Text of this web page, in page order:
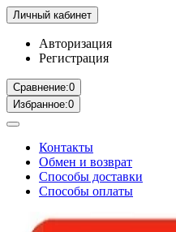
Личный кабинет
Авторизация
Регистрация
Сравнение:0
Избранное:0
Контакты
Обмен и возврат
Способы доставки
Способы оплаты